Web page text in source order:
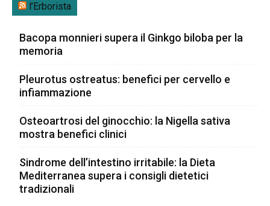
l’Erborista
Bacopa monnieri supera il Ginkgo biloba per la
memoria
Pleurotus ostreatus: benefici per cervello e
infiammazione
Osteoartrosi del ginocchio: la Nigella sativa
mostra benefici clinici
Sindrome dell’intestino irritabile: la Dieta
Mediterranea supera i consigli dietetici
tradizionali